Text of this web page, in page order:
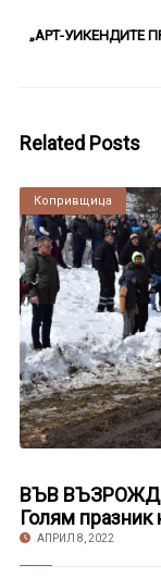
„АРТ-УИКЕНДИТЕ
Related Posts
Копривщица
ВЪВ
Голям празник
АПРИЛ 8, 2022